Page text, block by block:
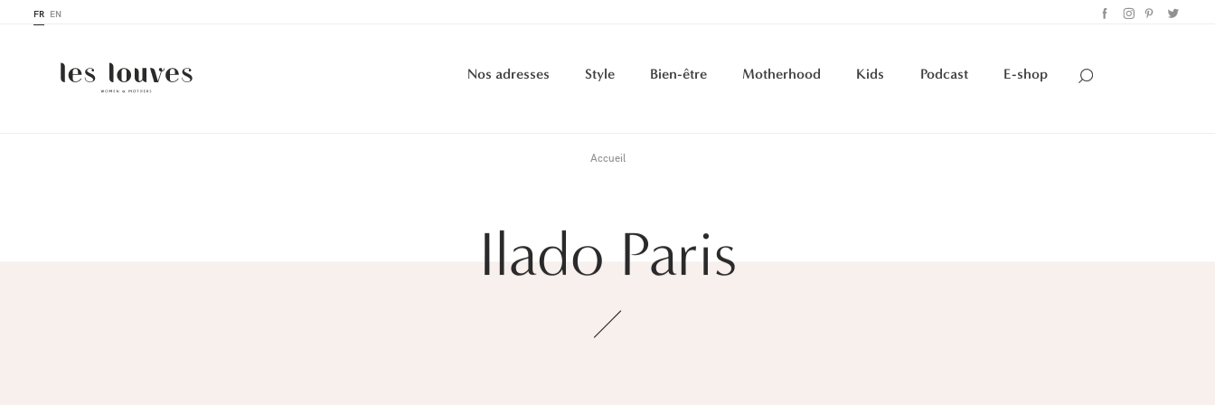
FR EN
Nos adresses Style Bien-être Motherhood Kids Podcast E-shop
Accueil
Ilado Paris